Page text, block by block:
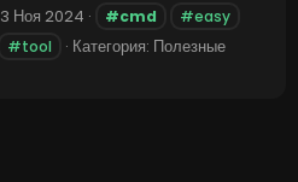
3 Ноя 2024 #cmd
#easy
#tool Категория: Полезные